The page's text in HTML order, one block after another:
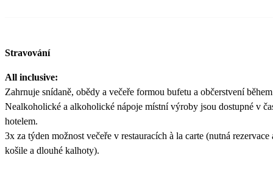
Stravování
All inclusive:
Zahrnuje snídaně, obědy a večeře formou bufetu a občerstvení
Nealkoholické a alkoholické nápoje místní výroby jsou dostupné v
hotelem.
3x za týden možnost večeře v restauracích à la carte (nutná
košile a dlouhé kalhoty).